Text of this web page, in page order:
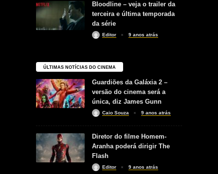
Bloodline – veja o trailer da
terceira e última temporada
da série
Editor 9 anos atrás
ÚLTIMAS NOTÍCIAS DO CINEMA
Guardiões da Galáxia 2 –
versão do cinema será a
única, diz James Gunn
Caio Souza 9 anos atrás
Diretor do filme Homem-
Aranha poderá dirigir The
Flash
Editor 9 anos atrás